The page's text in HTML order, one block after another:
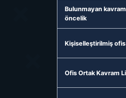
Bulunmayan
öncelik
Kişiselleştirilmiş ofis
Ofis Ortak Kavram